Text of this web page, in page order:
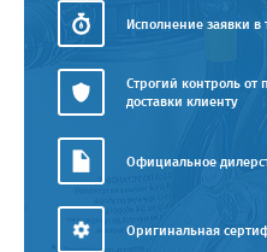
Исполнение заявки в
Строгий контроль от
доставки клиенту
Официальное
Оригинальная